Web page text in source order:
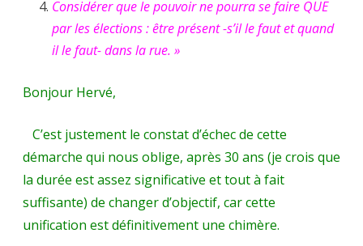
Considérer que le pouvoir ne pourra se faire QUE
par les élections : être présent -s’il le faut et quand
il le faut- dans la rue. »
Bonjour Hervé,
C’est justement le constat d’échec de cette
démarche qui nous oblige, après 30 ans (je crois que
la durée est assez significative et tout à fait
suffisante) de changer d’objectif, car cette
unification est définitivement une chimère.